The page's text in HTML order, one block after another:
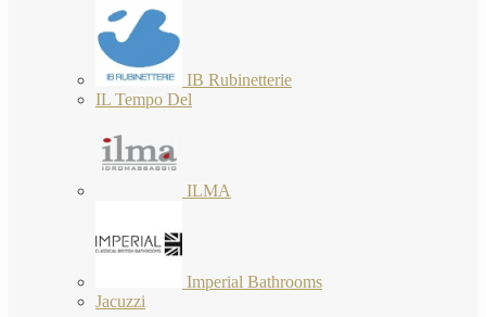
IB Rubinetterie
IL Tempo Del
ILMA
Imperial Bathrooms
Jacuzzi